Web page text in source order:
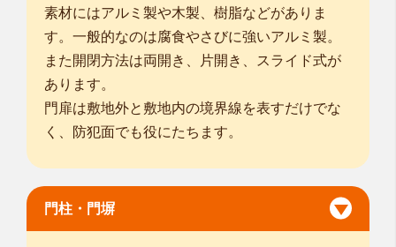
素材にはアルミ製や木製、樹脂などがありま
す。一般的なのは腐食やさびに強いアルミ製。
また開閉方法は両開き、片開き、スライド式が
あります。
門扉は敷地外と敷地内の境界線を表すだけでな
く、防犯面でも役にたちます。
門柱・門塀